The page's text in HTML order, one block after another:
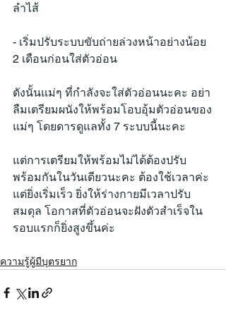
ลำไส้
- เริ่มปรับระบบขับถ่ายล่วงหน้าอย่างน้อย
2 เดือนก่อนใส่ตัวอ่อน
ดังนั้นแม่ๆ ที่กำลังจะใส่ตัวอ่อนนะคะ อย่า
ลืมเตรียมผนังให้พร้อมโอบอุ้มตัวอ่อนของ
แม่ๆ โดยดารดูแลทั้ง 7 ระบบนี้นะคะ
แต่การเตรียมให้พร้อมไม่ได้ต้องปรับ
พร้อมกันในวันเดียวนะคะ ต้องใช้เวลาค่ะ
แต่ยิ่งเริ่มเร็ว ยิ่งให้ร่างกายมีเวลาปรับ
สมดุล โอกาสที่ตัวอ่อนจะฝังตัวสำเร็จใน
รอบแรกก็ยิ่งสูงขึ้นค่ะ
ความรู้ผู้มีบุตรยาก